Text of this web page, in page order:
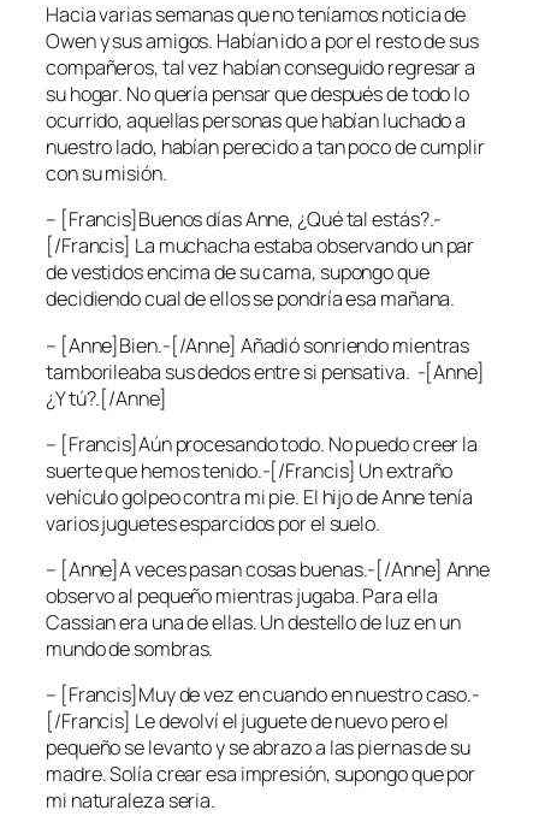
Hacia varias semanas que no teníamos noticia de
Owen y sus amigos. Habían ido a por el resto de sus
compañeros, tal vez habían conseguido regresar a
su hogar. No quería pensar que después de todo lo
ocurrido, aquellas personas que habían luchado a
nuestro lado, habían perecido a tan poco de cumplir
con su misión.
– [Francis]Buenos días Anne, ¿Qué tal estás?.-
[/Francis] La muchacha estaba observando un par
de vestidos encima de su cama, supongo que
decidiendo cual de ellos se pondría esa mañana.
– [Anne]Bien.-[/Anne] Añadió sonriendo mientras
tamborileaba sus dedos entre si pensativa. -[Anne]
¿Y tú?.[/Anne]
– [Francis]Aún procesando todo. No puedo creer la
suerte que hemos tenido.-[/Francis] Un extraño
vehículo golpeo contra mi pie. El hijo de Anne tenía
varios juguetes esparcidos por el suelo.
– [Anne]A veces pasan cosas buenas.-[/Anne] Anne
observo al pequeño mientras jugaba. Para ella
Cassian era una de ellas. Un destello de luz en un
mundo de sombras.
– [Francis]Muy de vez en cuando en nuestro caso.-
[/Francis] Le devolví el juguete de nuevo pero el
pequeño se levanto y se abrazo a las piernas de su
madre. Solía crear esa impresión, supongo que por
mi naturaleza seria.